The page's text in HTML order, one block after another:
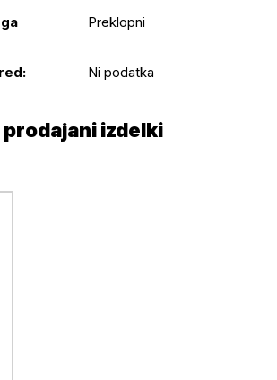
Preklopni
Ni podatka
izdelki